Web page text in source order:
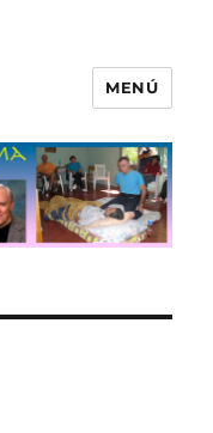
MENÚ